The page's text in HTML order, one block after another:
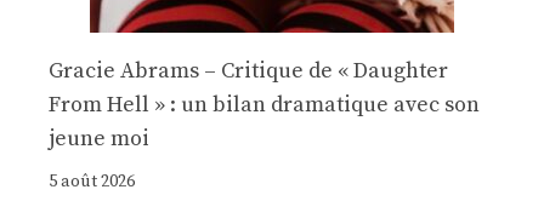
Gracie Abrams – Critique de « Daughter
From Hell » : un bilan dramatique avec son
jeune moi
5 août 2026